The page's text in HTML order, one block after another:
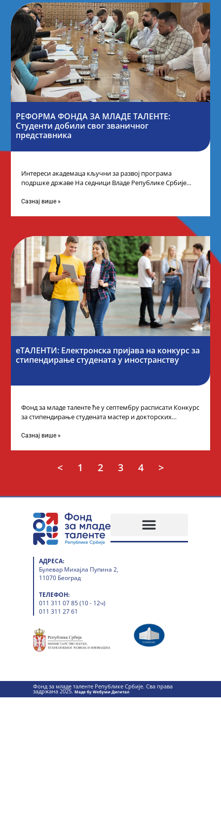
РЕФОРМА ФОНДА ЗА МЛАДЕ ТАЛЕНТЕ:
Студенти добили свог званичног
представника
Интереси академаца кључни за развој програма
подршке државе На седници Владе Републике Србије
Сазнај више »
еТАЛЕНТИ: Електронска пријава на конкурс за
стипендирање студената у иностранству
Фонд за младе таленте ће у септембру расписати Конкурс
за стипендирање студената мастер и докторских
Сазнај више »
< 1 2 3 4 >
АДРЕСА:
Булевар Михајла Пупина 2,
11070 Београд
ТЕЛЕФОН:
011 311 07 85 (10 - 12ч)
011 311 27 61
Фонд за младе таленте Републике Србије. Сва права
задржана 2025.Маде бy Wебуми Дигитал